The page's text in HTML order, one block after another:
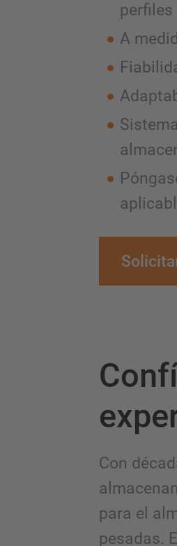
A
Con
para el
pesadas.